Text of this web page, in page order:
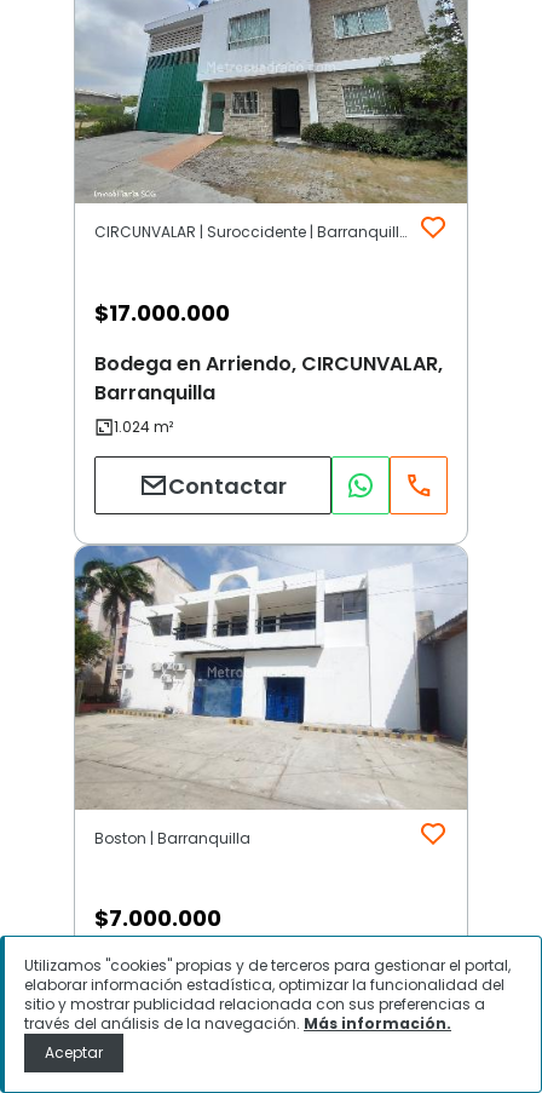
CIRCUNVALAR | Suroccidente | Barranquilla
$17.000.000
Bodega en Arriendo, CIRCUNVALAR,
Barranquilla
Contactar
Boston | Barranquilla
$7.000.000
Bodega en Arriendo, Boston,
Barranquilla
Utilizamos "cookies" propias y de terceros para gestionar el portal,
elaborar información estadística, optimizar la funcionalidad del
sitio y mostrar publicidad relacionada con sus preferencias a
través del análisis de la navegación. Más información.
Aceptar